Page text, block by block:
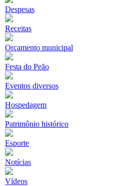
Despesas
Receitas
Orçamento municipal
Festa do Peão
Eventos diversos
Hospedagem
Patrimônio histórico
Esporte
Notícias
Vídeos